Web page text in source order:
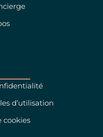
d’utilisation
cookies